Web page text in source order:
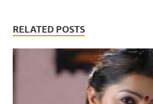
RELATED POSTS